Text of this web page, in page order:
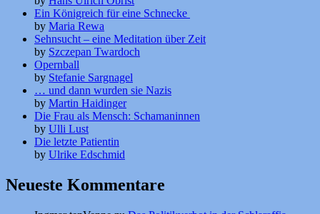
Ein Königreich für eine Schnecke
by Maria Rewa
Sehnsucht – eine Meditation über Zeit
by Szczepan Twardoch
Opernball
by Stefanie Sargnagel
… und dann wurden sie Nazis
by Martin Haidinger
Die Frau als Mensch: Schamaninnen
by Ulli Lust
Die letzte Patientin
by Ulrike Edschmid
Neueste Kommentare